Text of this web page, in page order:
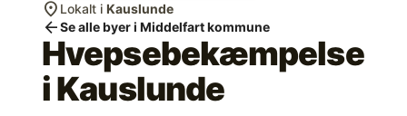
location_on Lokalt i Kauslunde
arrow_backSe alle byer i Middelfart kommune
Hvepsebekæmpelse
iKauslunde